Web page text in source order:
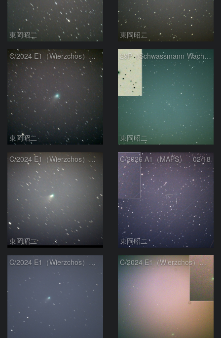
東岡昭二 東岡昭二
C/2024 E1（Wierzchos） 03/05
東岡昭二
29P（Schwassmann-Wachmann 1） 02/20
東岡昭二
C/2024 E1（Wierzchos） 02/20
東岡昭二
C/2026 A1（MAPS） 02/18
東岡昭二
C/2024 E1（Wierzchos） 02/18 C/2024 E1（Wierzchos） 02/13